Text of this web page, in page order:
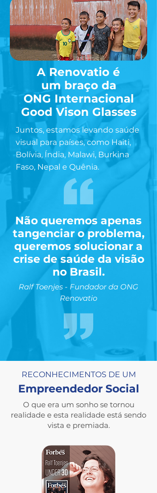
A Renovatio é
um braço da
ONG Internacional
Good Vison Glasses
Juntos, estamos levando saúde
visual para países, como Haiti,
Bolívia, Índia, Malawi, Burkina
Faso, Nepal e Quênia.
Não queremos apenas
tangenciar o problema,
queremos solucionar a
crise de saúde da visão
no Brasil.
Ralf Toenjes - Fundador da ONG
Renovatio
RECONHECIMENTOS DE UM
Empreendedor Social
O que era um sonho se tornou
realidade e esta realidade está sendo
vista e premiada.